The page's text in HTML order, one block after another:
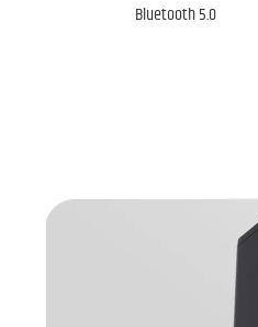
Bluetooth 5.0